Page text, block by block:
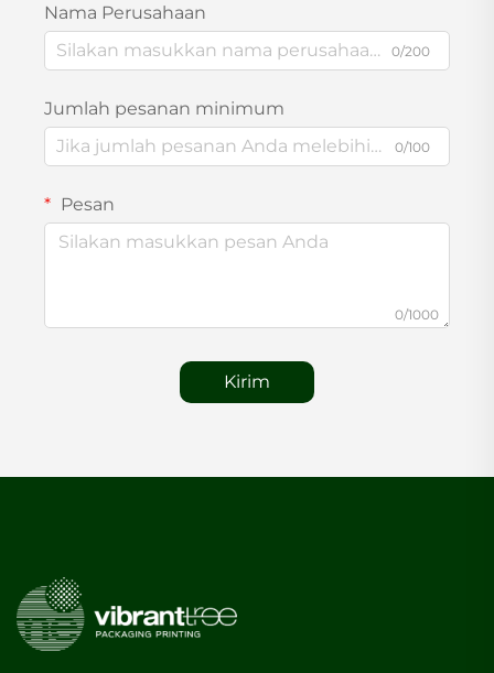
Nama Perusahaan
0/200
Jumlah pesanan minimum
0/100
Pesan
0/1000
Kirim